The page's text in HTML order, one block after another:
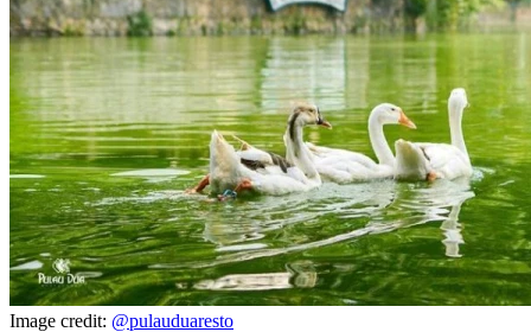
Image credit: @pulauduaresto